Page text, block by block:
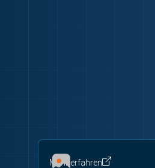
Mehr erfahren